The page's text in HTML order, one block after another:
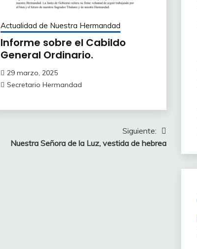
Actualidad de Nuestra Hermandad
Informe sobre el Cabildo
General Ordinario.
29 marzo, 2025
Secretario Hermandad
Siguiente:
Nuestra Señora de la Luz, vestida de hebrea